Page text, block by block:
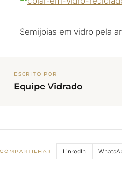
Semijoias em vidro pela
ESCRITO POR
Equipe Vidrado
COMPARTILHAR LinkedIn